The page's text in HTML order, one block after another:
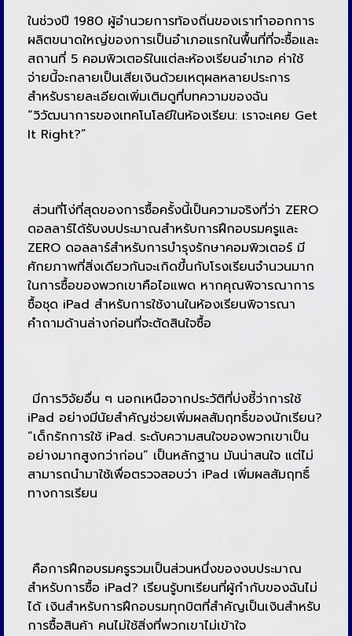
ในช่วงปี 1980 ผู้อำนวยการท้องถิ่นของเราทำออกการ
ผลิตขนาดใหญ่ของการเป็นอำเภอแรกในพื้นที่ที่จะซื้อและ
สถานที่ 5 คอมพิวเตอร์ในแต่ละห้องเรียนอำเภอ ค่าใช้
จ่ายนี้จะกลายเป็นเสียเงินด้วยเหตุผลหลายประการ
สำหรับรายละเอียดเพิ่มเติมดูที่บทความของฉัน
“วิวัฒนาการของเทคโนโลยีในห้องเรียน: เราจะเคย Get
It Right?”
ส่วนที่โง่ที่สุดของการซื้อครั้งนี้เป็นความจริงที่ว่า ZERO
ดอลลาร์ได้รับงบประมาณสำหรับการฝึกอบรมครูและ
ZERO ดอลลาร์สำหรับการบำรุงรักษาคอมพิวเตอร์ มี
ศักยภาพที่สิ่งเดียวกันจะเกิดขึ้นกับโรงเรียนจำนวนมาก
ในการซื้อของพวกเขาคือไอแพด หากคุณพิจารณาการ
ซื้อชุด iPad สำหรับการใช้งานในห้องเรียนพิจารณา
คำถามด้านล่างก่อนที่จะตัดสินใจซื้อ
มีการวิจัยอื่น ๆ นอกเหนือจากประวัติที่บ่งชี้ว่าการใช้
iPad อย่างมีนัยสำคัญช่วยเพิ่มผลสัมฤทธิ์ของนักเรียน?
“เด็กรักการใช้ iPad. ระดับความสนใจของพวกเขาเป็น
อย่างมากสูงกว่าก่อน” เป็นหลักฐาน มันน่าสนใจ แต่ไม่
สามารถนำมาใช้เพื่อตรวจสอบว่า iPad เพิ่มผลสัมฤทธิ์
ทางการเรียน
คือการฝึกอบรมครูรวมเป็นส่วนหนึ่งของงบประมาณ
สำหรับการซื้อ iPad? เรียนรู้บทเรียนที่ผู้กำกับของฉันไม่
ได้ เงินสำหรับการฝึกอบรมทุกบิตที่สำคัญเป็นเงินสำหรับ
การซื้อสินค้า คนไม่ใช้สิ่งที่พวกเขาไม่เข้าใจ